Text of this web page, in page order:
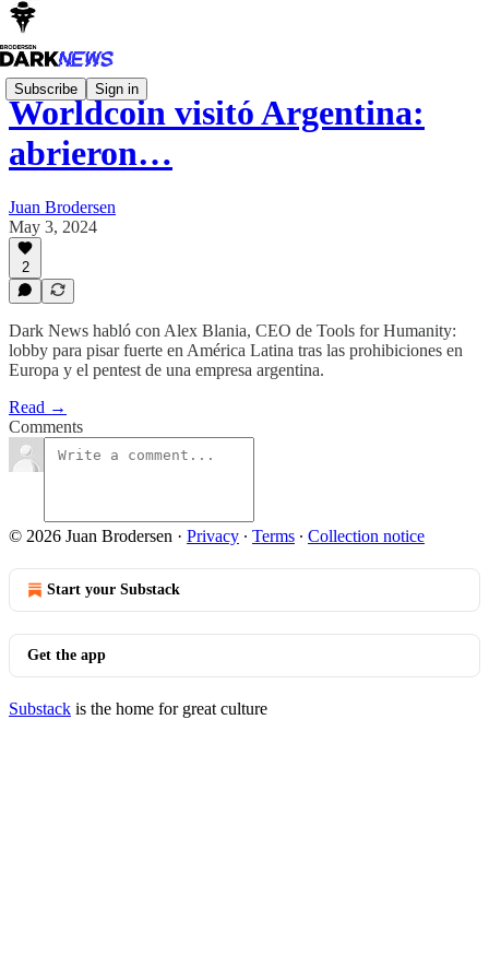
Subscribe Sign in
Worldcoin visitó Argentina:
abrieron…
Juan Brodersen
May 3, 2024
2
Dark News habló con Alex Blania, CEO de Tools for Humanity:
lobby para pisar fuerte en América Latina tras las prohibiciones en
Europa y el pentest de una empresa argentina.
Read →
Comments
© 2026 Juan Brodersen · Privacy ∙ Terms ∙ Collection notice
Start your Substack
Get the app
Substack is the home for great culture